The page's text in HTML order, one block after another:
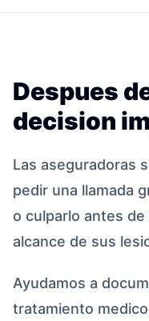
Despues
decision
Las aseguradoras
pedir una llamada
o culparlo antes
alcance de sus
Ayudamos a
tratamiento